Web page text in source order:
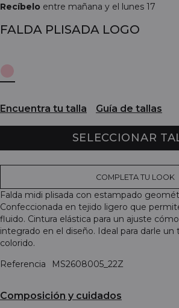
Recíbelo entre mañana y el lunes 17
FALDA PLISADA LOGO
Encuentra tu talla Guía de tallas
SELECCIONAR
COMPLETA TU LOOK
Falda midi plisada con estampado
Confeccionada en tejido ligero que
fluido. Cintura elástica para un ajuste
integrado en el diseño. Ideal para darle
colorido.
Referencia
MS2608005_22Z
Composición y cuidados